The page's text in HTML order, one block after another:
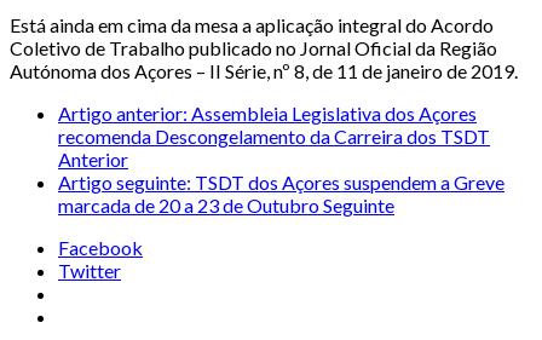
Está ainda em cima da mesa a aplicação integral do Acordo
Coletivo de Trabalho publicado no Jornal Oficial da Região
Autónoma dos Açores – II Série, nº 8, de 11 de janeiro de 2019.
Artigo anterior: Assembleia Legislativa dos Açores
recomenda Descongelamento da Carreira dos TSDT
Anterior
Artigo seguinte: TSDT dos Açores suspendem a Greve
marcada de 20 a 23 de OutubroSeguinte
Facebook
Twitter